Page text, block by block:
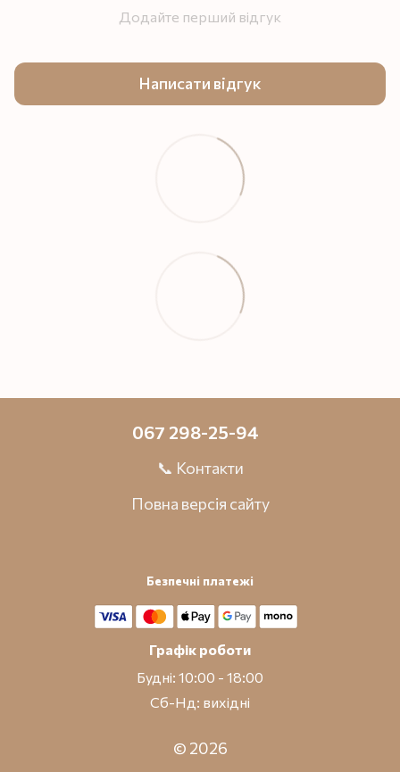
Додайте перший відгук
Написати відгук
067 298-25-94
📞 Контакти
Повна версія сайту
Безпечні платежі
Графік роботи
Будні: 10:00 - 18:00
Сб-Нд: вихідні
© 2026